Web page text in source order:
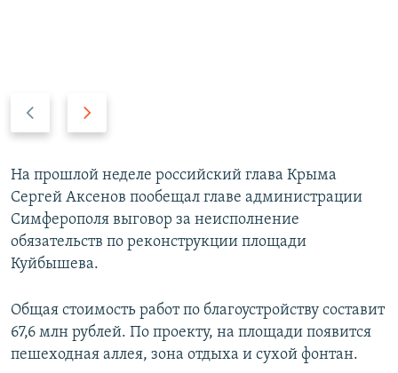
д
ы
д
у
щ
й
с
л
д
у
ю
щ
и
с
л
а
На прошлой неделе российский глава Крыма
Сергей Аксенов пообещал главе администрации
Симферополя выговор за неисполнение
обязательств по реконструкции площади
Куйбышева.
Общая стоимость работ по благоустройству составит
67,6 млн рублей. По проекту, на площади появится
пешеходная аллея, зона отдыха и сухой фонтан.